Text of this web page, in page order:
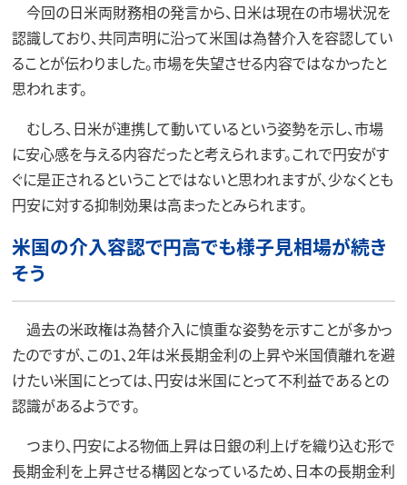
今回の日米両財務相の発言から、日米は現在の市場状況を
認識しており、共同声明に沿って米国は為替介入を容認してい
ることが伝わりました。市場を失望させる内容ではなかったと
思われます。
むしろ、日米が連携して動いているという姿勢を示し、市場
に安心感を与える内容だったと考えられます。これで円安がす
ぐに是正されるということではないと思われますが、少なくとも
円安に対する抑制効果は高まったとみられます。
米国の介入容認で円高でも様子見相場が続き
そう
過去の米政権は為替介入に慎重な姿勢を示すことが多かっ
たのですが、この1、2年は米長期金利の上昇や米国債離れを避
けたい米国にとっては、円安は米国にとって不利益であるとの
認識があるようです。
つまり、円安による物価上昇は日銀の利上げを織り込む形で
長期金利を上昇させる構図となっているため、日本の長期金利